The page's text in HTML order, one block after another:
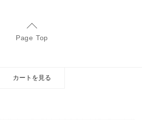
Page Top
カートを見る